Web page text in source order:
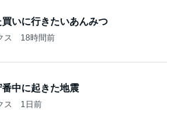
いに行きたいあんみつ
ス 18時間前
中に起きた地震
ス 1日前